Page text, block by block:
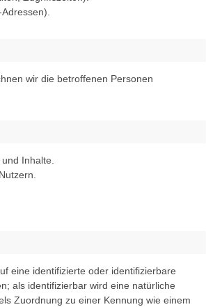
wir die betroffenen Personen
Inhalte.
eine identifizierte oder identifizierbare
als identifizierbar wird eine natürliche
Zuordnung zu einer Kennung wie einem